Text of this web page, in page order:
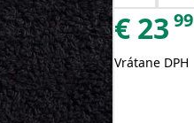
€ 23 99
Vrátane DPH